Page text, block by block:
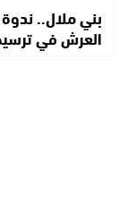
بني ملال..
العرش في